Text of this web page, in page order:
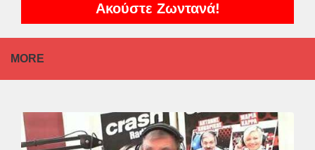
Ακούστε Ζωντανά!
MORE